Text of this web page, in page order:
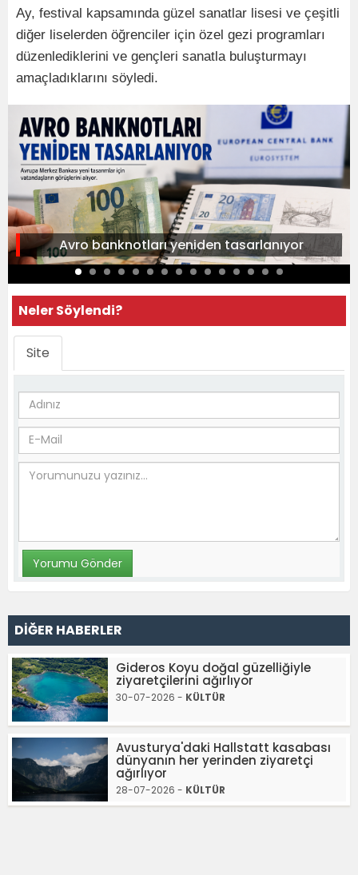
Ay, festival kapsamında güzel sanatlar lisesi ve çeşitli
diğer liselerden öğrenciler için özel gezi programları
düzenlediklerini ve gençleri sanatla buluşturmayı
amaçladıklarını söyledi.
Avro banknotları yeniden tasarlanıyor
Neler Söylendi?
Site
DİĞER HABERLER
Gideros Koyu doğal güzelliğiyle
ziyaretçilerini ağırlıyor
30-07-2026 - KÜLTÜR
Avusturya'daki Hallstatt kasabası
dünyanın her yerinden ziyaretçi
ağırlıyor
28-07-2026 - KÜLTÜR